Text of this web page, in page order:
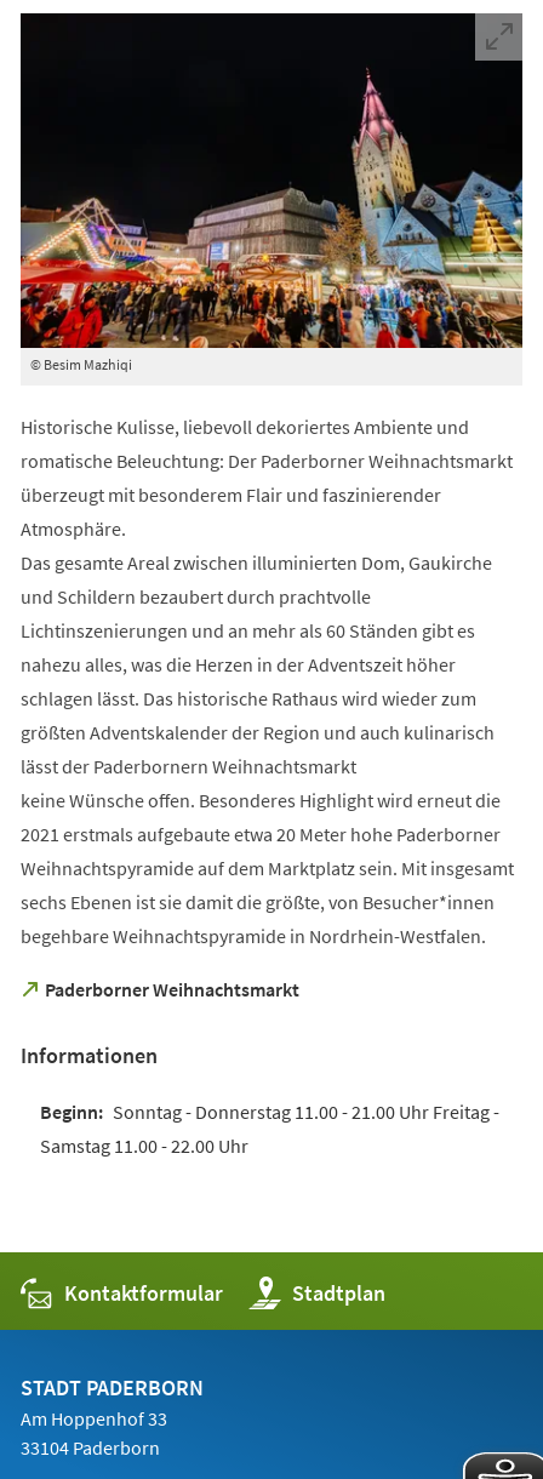
© Besim Mazhiqi
Historische Kulisse, liebevoll dekoriertes Ambiente und
romatische Beleuchtung: Der Paderborner Weihnachtsmarkt
überzeugt mit besonderem Flair und faszinierender
Atmosphäre.
Das gesamte Areal zwischen illuminierten Dom, Gaukirche
und Schildern bezaubert durch prachtvolle
Lichtinszenierungen und an mehr als 60 Ständen gibt es
nahezu alles, was die Herzen in der Adventszeit höher
schlagen lässt. Das historische Rathaus wird wieder zum
größten Adventskalender der Region und auch kulinarisch
lässt der Paderbornern Weihnachtsmarkt
keine Wünsche offen. Besonderes Highlight wird erneut die
2021 erstmals aufgebaute etwa 20 Meter hohe Paderborner
Weihnachtspyramide auf dem Marktplatz sein. Mit insgesamt
sechs Ebenen ist sie damit die größte, von Besucher*innen
begehbare Weihnachtspyramide in Nordrhein-Westfalen.
Paderborner Weihnachtsmarkt
(Öffnet
neuen
Informationen
Sonntag - Donnerstag 11.00 - 21.00 Uhr Freitag -
Samstag 11.00 - 22.00 Uhr
Kontaktformular Stadtplan
(Öffnet
in
einem
STADT PADERBORN
Am Hoppenhof 33
33104 Paderborn